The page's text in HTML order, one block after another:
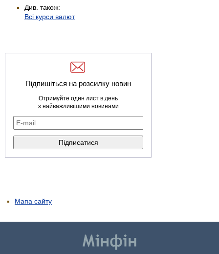
Див. також:
Всі курси валют
Підпишіться на розсилку новин
Отримуйте один лист в день
з найважливішими новинами
Мапа сайту